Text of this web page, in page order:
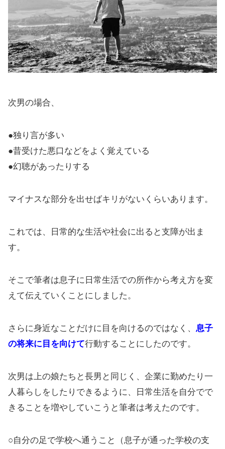
次男の場合、
●独り言が多い
●昔受けた悪口などをよく覚えている
●幻聴があったりする
マイナスな部分を出せばキリがないくらいあります。
これでは、日常的な生活や社会に出ると支障が出ま
す。
そこで筆者は息子に日常生活での所作から考え方を変
えて伝えていくことにしました。
さらに身近なことだけに目を向けるのではなく、 息子
の将来に目を向けて行動することにしたのです。
次男は上の娘たちと長男と同じく、企業に勤めたり一
人暮らしをしたりできるように、日常生活を自分でで
きることを増やしていこうと筆者は考えたのです。
○自分の足で学校へ通うこと（息子が通った学校の支